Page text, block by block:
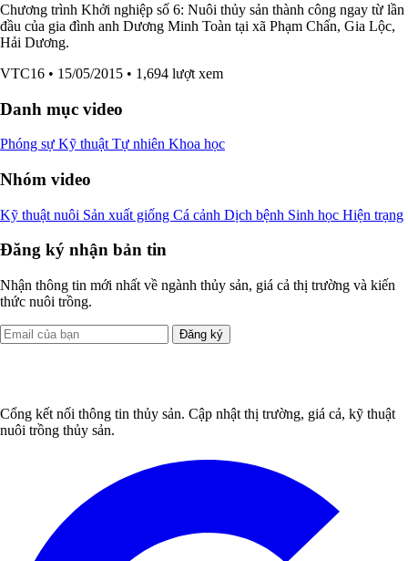
Chương trình Khởi nghiệp số 6: Nuôi thủy sản thành công ngay từ lần
đầu của gia đình anh Dương Minh Toàn tại xã Phạm Chấn, Gia Lộc,
Hải Dương.
VTC16 • 15/05/2015 • 1,694 lượt xem
Danh mục video
Phóng sự Kỹ thuật Tự nhiên Khoa học
Nhóm video
Kỹ thuật nuôi Sản xuất giống Cá cảnh Dịch bệnh Sinh học Hiện trạng
Đăng ký nhận bản tin
Nhận thông tin mới nhất về ngành thủy sản, giá cả thị trường và kiến
thức nuôi trồng.
Đăng ký
Cổng kết nối thông tin thủy sản. Cập nhật thị trường, giá cả, kỹ thuật
nuôi trồng thủy sản.